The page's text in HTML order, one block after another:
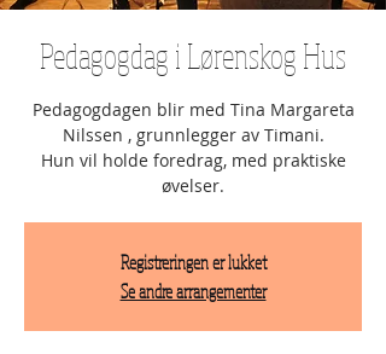
Pedagogdag i Lørenskog Hus
Pedagogdagen blir med Tina Margareta
Nilssen , grunnlegger av Timani.
Hun vil holde foredrag, med praktiske
øvelser.
Registreringen er lukket
Se andre arrangementer